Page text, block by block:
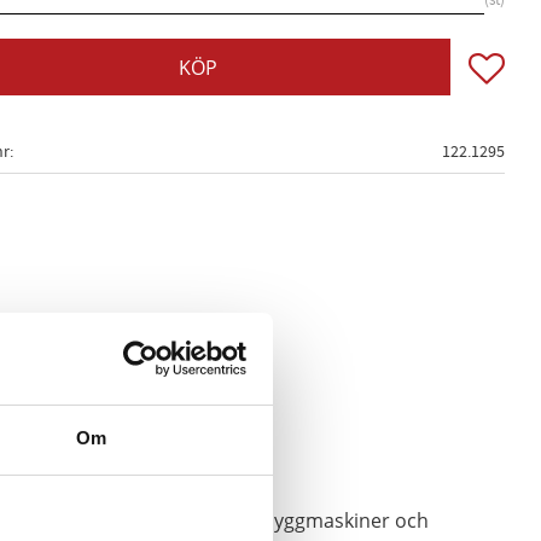
Om
KÖP Lägg
122.1295
traktorer, jordbruks- och byggmaskiner och